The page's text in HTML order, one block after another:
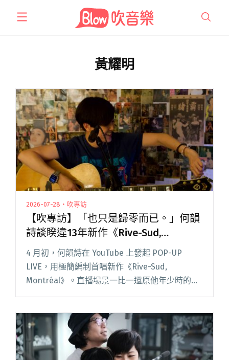
黃耀明
2026-07-28・吹專訪
【吹專訪】「也只是歸零而已。」何韻
詩談睽違13年新作《Rive-Sud,
Montréal》
4 月初，何韻詩在 YouTube 上發起 POP-UP
LIVE，用極簡編制首唱新作《Rive-Sud,
Montréal》。直播場景一比一還原他年少時的房
間，牆面貼滿偶像梅艷芳的照片，他說，那每一
讀全文 "【吹專訪】「也只是歸零而已。」何韻
詩談睽違13年新作《Rive-Sud, Montréal》"